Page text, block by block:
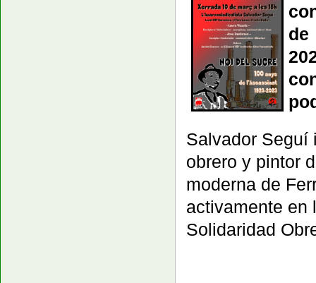
de
Salvador Seguí
obrero y pintor
moderna de
activamente en
Solidaridad